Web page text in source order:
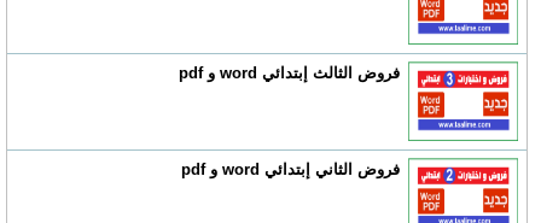
فروض الثالث إبتدائي word و pdf
فروض الثاني إبتدائي word و pdf